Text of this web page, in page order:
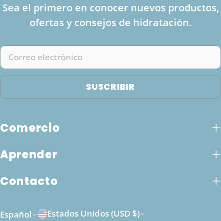
Sea el primero en conocer nuevos productos,
ofertas y consejos de hidratación.
Correo
electrónico
SUSCRIBIR
Comercio
Aprender
Contacto
I
Español P Estados Unidos (USD $)